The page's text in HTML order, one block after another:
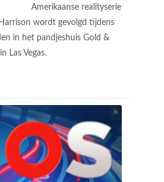
Amerikaanse realityserie
wordt gevolgd tijdens
in het pandjeshuis Gold &
Las Vegas.